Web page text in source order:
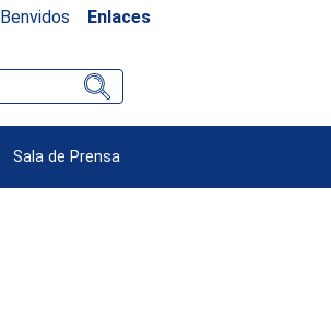
Benvidos Enlaces
Sala de Prensa